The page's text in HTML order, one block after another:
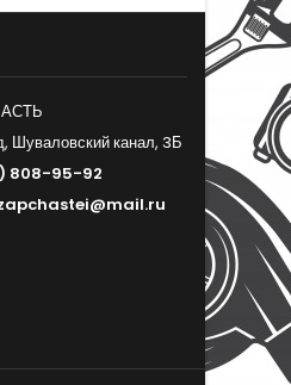
Шуваловский канал, 3Б
808-95-92